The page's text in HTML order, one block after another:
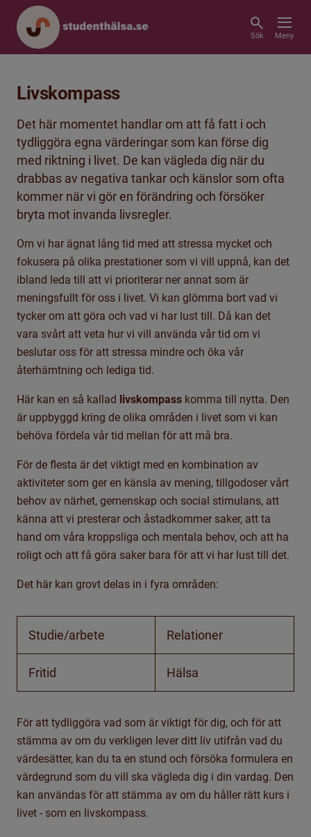
Sök Meny
Livskompass
Det här momentet handlar om att få fatt i och
tydliggöra egna värderingar som kan förse dig
med riktning i livet. De kan vägleda dig när du
drabbas av negativa tankar och känslor som ofta
kommer när vi gör en förändring och försöker
bryta mot invanda livsregler.
Om vi har ägnat lång tid med att stressa mycket och
fokusera på olika prestationer som vi vill uppnå, kan det
ibland leda till att vi prioriterar ner annat som är
meningsfullt för oss i livet. Vi kan glömma bort vad vi
tycker om att göra och vad vi har lust till. Då kan det
vara svårt att veta hur vi vill använda vår tid om vi
beslutar oss för att stressa mindre och öka vår
återhämtning och lediga tid.
Här kan en så kallad livskompass komma till nytta. Den
är uppbyggd kring de olika områden i livet som vi kan
behöva fördela vår tid mellan för att må bra.
För de flesta är det viktigt med en kombination av
aktiviteter som ger en känsla av mening, tillgodoser vårt
behov av närhet, gemenskap och social stimulans, att
känna att vi presterar och åstadkommer saker, att ta
hand om våra kroppsliga och mentala behov, och att ha
roligt och att få göra saker bara för att vi har lust till det.
Det här kan grovt delas in i fyra områden:
Studie/arbete Relationer
Fritid Hälsa
För att tydliggöra vad som är viktigt för dig, och för att
stämma av om du verkligen lever ditt liv utifrån vad du
värdesätter, kan du ta en stund och försöka formulera en
värdegrund som du vill ska vägleda dig i din vardag. Den
kan användas för att stämma av om du håller rätt kurs i
livet - som en livskompass.